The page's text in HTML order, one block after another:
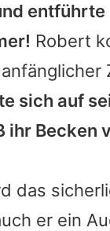
Robert
sich auf
ihr Becken
das
er ein